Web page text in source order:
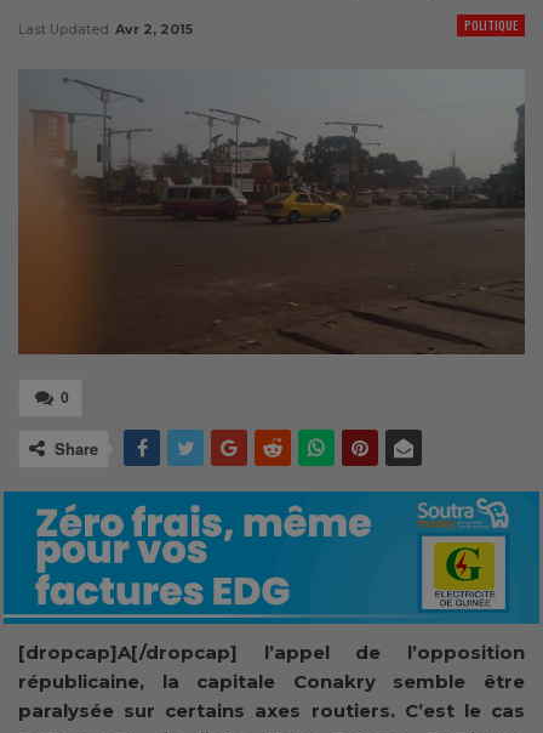
POLITIQUE
Last Updated Avr 2, 2015
0
Share
[dropcap]A[/dropcap] l’appel de l’opposition
républicaine, la capitale Conakry semble être
paralysée sur certains axes routiers. C’est le cas